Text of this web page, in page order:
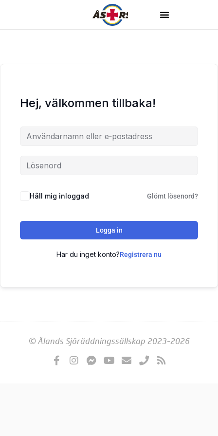
Hej, välkommen tillbaka!
Håll mig inloggad Glömt lösenord?
Logga in
Har du inget konto?Registrera nu
© Ålands Sjöräddningssällskap 2023-2026